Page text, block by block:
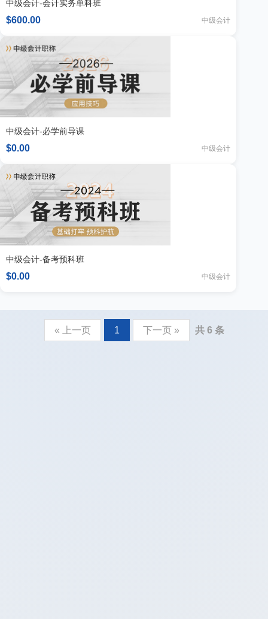
中级会计-会计实务单科班
$600.00 中级会计
中级会计-必学前导课
$0.00 中级会计
中级会计-备考预科班
$0.00 中级会计
« 上一页 1 下一页 » 共 6 条